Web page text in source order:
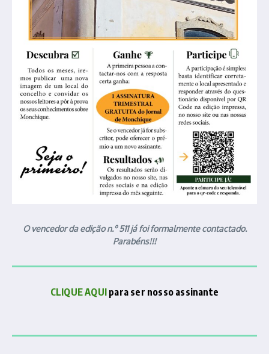
O vencedor da edição n.º 511 já foi formalmente contactado.
Parabéns!!!
CLIQUE AQUI para ser nosso assinante